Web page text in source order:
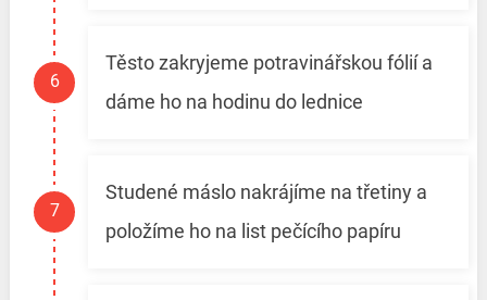
Těsto zakryjeme potravinářskou fólií a
dáme ho na hodinu do lednice
Studené máslo nakrájíme na třetiny a
položíme ho na list pečícího papíru